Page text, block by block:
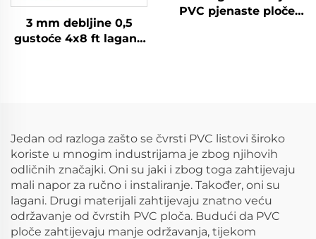
3 mm debljine 0,5
gustoće 4x8 ft lagane
PVC pjenaste ploče
Jedan od razloga zašto se čvrsti PVC listovi široko
koriste u mnogim industrijama je zbog njihovih
odličnih značajki. Oni su jaki i zbog toga zahtijevaju
mali napor za ručno i instaliranje. Također, oni su
lagani. Drugi materijali zahtijevaju znatno veću
održavanje od čvrstih PVC ploča. Budući da PVC
ploče zahtijevaju manje održavanja, tijekom